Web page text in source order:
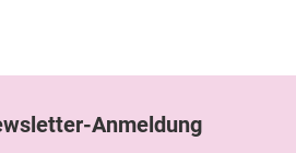
Anmeldung